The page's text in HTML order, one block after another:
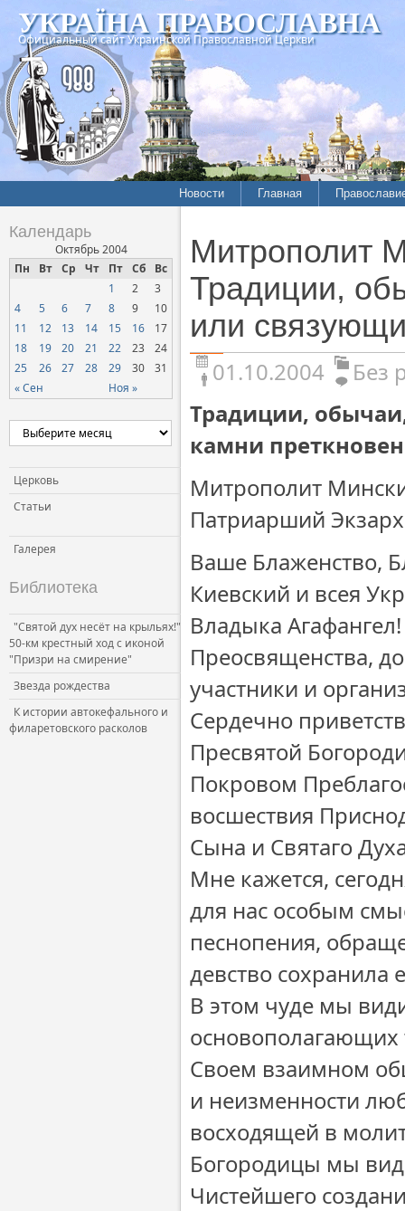
УКРАЇНА ПРАВОСЛАВНА
Официальный сайт Украинской Православной Церкви
Новости Главная
Календарь
Октябрь 2004
Пн
Вт Ср Чт Пт Сб Вс
« Сен Ноя »
1 2
3
4
5 6 7 8 9
10
11
12 13 14 15 16
17
18
19 20 21 22 23
24
25
26 27 28 29 30 31
Церковь
Статьи
Галерея
Библиотека
"Святой дух несёт на крыльях!"
50-км крестный ход с иконой
"Призри на смирение"
Звезда рождества
К истории автокефального и
филаретовского расколов
Митрополит
Традиции,
или
01.10.2004
Без
Традиции,
камни
Митрополит
Патриарший
Ваше Блаженство,
Киевский и всея
Владыка
Преосвященства,
участники и
Сердечно
Пресвятой
Покровом
восшествия
Сына и Святаго
Мне кажется,
для нас особым
песнопения,
девство сохранила
В этом чуде мы
основополагающих
Своем взаимном
и неизменности
восходящей в
Богородицы мы
Чистейшего